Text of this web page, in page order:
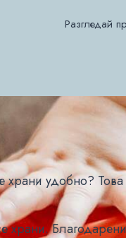
Разгледай
храни удобно?
храни.